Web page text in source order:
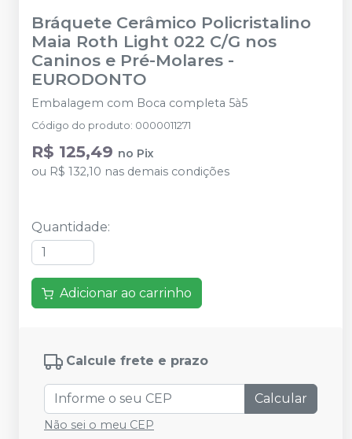
Bráquete Cerâmico Policristalino
Maia Roth Light 022 C/G nos
Caninos e Pré-Molares -
EURODONTO
Embalagem com Boca completa 5à5
Código do produto: 0000011271
R$ 125,49 no Pix
ou R$ 132,10 nas demais condições
Quantidade:
Adicionar ao carrinho
Calcule frete e prazo
Calcular
Não sei o meu CEP